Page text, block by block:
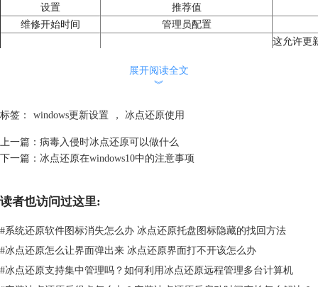
设置
推荐值
维修开始时间
管理员配置
这允许更
允许用户取消任务
关闭后的任务 禁用
关闭维护
是最后一
展开阅读全文
︾
标签： windows更新设置 ， 冰点还原使用
上一篇： 病毒入侵时冰点还原可以做什么
下一篇： 冰点还原在windows10中的注意事项
读者也访问过这里:
#系统还原软件图标消失怎么办 冰点还原托盘图标隐藏的找回方法
#冰点还原怎么让界面弹出来 冰点还原界面打不开该怎么办
#冰点还原支持集中管理吗？如何利用冰点还原远程管理多台计算机